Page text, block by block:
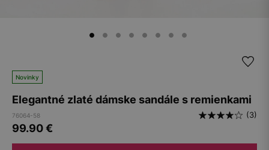
Novinky
Elegantné zlaté dámske sandále s remienkami
76064-58 (3)
99.90€